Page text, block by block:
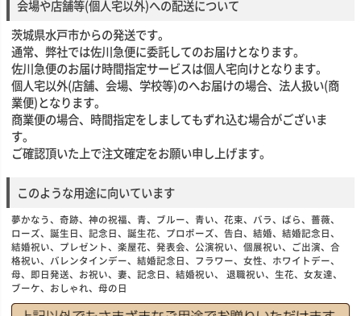
会場や店舗等(個人宅以外)への配送について
茨城県水戸市からの発送です。
通常、弊社では佐川急便に委託してのお届けとなります。
佐川急便のお届け時間指定サービスは個人宅向けとなります。
個人宅以外(店舗、会場、学校等)のへお届けの場合、法人扱い(商
業便)となります。
商業便の場合、時間指定をしましてもずれ込む場合がございま
す。
ご確認頂いた上で注文確定をお願い申し上げます。
このような用途に向いています
夢かなう、奇跡、神の祝福、青、ブルー、青い、花束、バラ、ばら、薔薇、
ローズ、誕生日、記念日、誕生花、プロポーズ、告白、結婚、結婚記念日、
結婚祝い、プレゼント、楽屋花、発表会、公演祝い、個展祝い、ご出演、合
格祝い、バレンタインデー、結婚記念日、フラワー、女性、ホワイトデー、
母、即日発送、お祝い、妻、記念日、結婚祝い、 退職祝い、生花、女友達、
ブーケ、おしゃれ、母の日